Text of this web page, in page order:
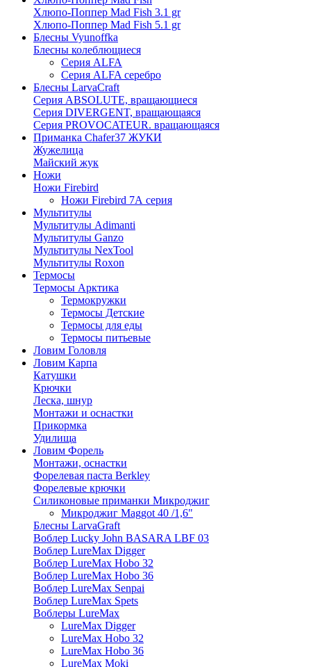
Хлюпо-Поппер Mad Fish 3.1 gr
Хлюпо-Поппер Mad Fish 5.1 gr
Блесны Vyunoffka
Блесны колеблющиеся
Серия ALFA
Серия ALFA серебро
Блесны LarvaCraft
Серия ABSOLUTE, вращающиеся
Серия DIVERGENT, вращающаяся
Серия PROVOCATEUR. вращающаяся
Приманка Chafer37 ЖУКИ
Жужелица
Майский жук
Ножи
Ножи Firebird
Ножи Firebird 7А серия
Мультитулы
Мультитулы Adimanti
Мультитулы Ganzo
Мультитулы NexTool
Мультитулы Roxon
Термосы
Термосы Арктика
Термокружки
Термосы Детские
Термосы для еды
Термосы питьевые
Ловим Головля
Ловим Карпа
Катушки
Крючки
Леска, шнур
Монтажи и оснастки
Прикормка
Удилища
Ловим Форель
Монтажи, оснастки
Форелевая паста Berkley
Форелевые крючки
Силиконовые приманки Микроджиг
Микроджиг Maggot 40 /1,6"
Блесны LarvaGraft
Воблер Lucky John BASARA LBF 03
Воблер LureMax Digger
Воблер LureMax Hobo 32
Воблер LureMax Hobo 36
Воблер LureMax Senpai
Воблер LureMax Spets
Воблеры LureMax
LureMax Digger
LureMax Hobo 32
LureMax Hobo 36
LureMax Moki